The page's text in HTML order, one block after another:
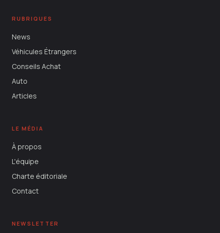
RUBRIQUES
News
Véhicules Étrangers
Conseils Achat
Auto
Articles
LE MÉDIA
À propos
L'équipe
Charte éditoriale
Contact
NEWSLETTER